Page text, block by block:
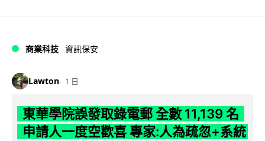
商業科技 資訊保安
Lawton 1 日
東華學院誤發取錄電郵 全數 11,139 名
申請人一度空歡喜 專家:人為疏忽+系統